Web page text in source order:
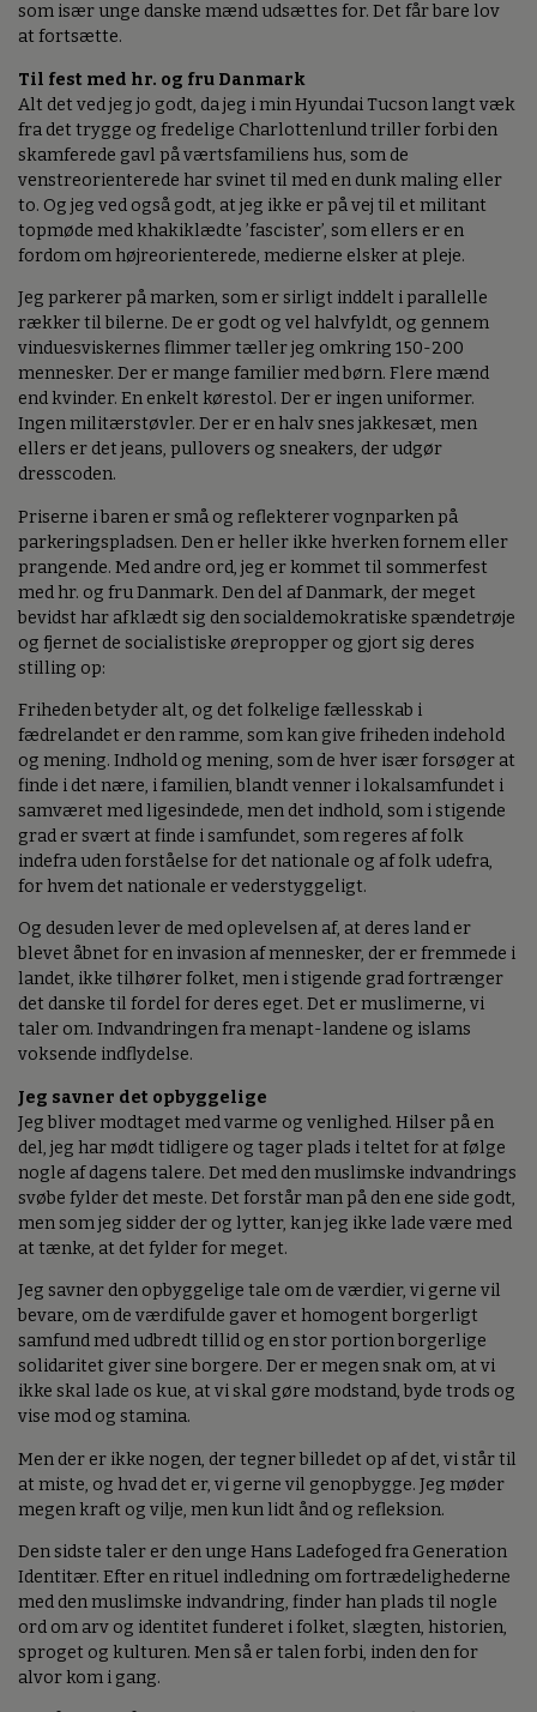
som især unge danske mænd udsættes for. Det får bare lov
at fortsætte.
Til fest med hr. og fru Danmark
Alt det ved jeg jo godt, da jeg i min Hyundai Tucson langt væk
fra det trygge og fredelige Charlottenlund triller forbi den
skamferede gavl på værtsfamiliens hus, som de
venstreorienterede har svinet til med en dunk maling eller
to. Og jeg ved også godt, at jeg ikke er på vej til et militant
topmøde med khakiklædte ’fascister’, som ellers er en
fordom om højreorienterede, medierne elsker at pleje.
Jeg parkerer på marken, som er sirligt inddelt i parallelle
rækker til bilerne. De er godt og vel halvfyldt, og gennem
vinduesviskernes flimmer tæller jeg omkring 150-200
mennesker. Der er mange familier med børn. Flere mænd
end kvinder. En enkelt kørestol. Der er ingen uniformer.
Ingen militærstøvler. Der er en halv snes jakkesæt, men
ellers er det jeans, pullovers og sneakers, der udgør
dresscoden.
Priserne i baren er små og reflekterer vognparken på
parkeringspladsen. Den er heller ikke hverken fornem eller
prangende. Med andre ord, jeg er kommet til sommerfest
med hr. og fru Danmark. Den del af Danmark, der meget
bevidst har afklædt sig den socialdemokratiske spændetrøje
og fjernet de socialistiske ørepropper og gjort sig deres
stilling op:
Friheden betyder alt, og det folkelige fællesskab i
fædrelandet er den ramme, som kan give friheden indehold
og mening. Indhold og mening, som de hver især forsøger at
finde i det nære, i familien, blandt venner i lokalsamfundet i
samværet med ligesindede, men det indhold, som i stigende
grad er svært at finde i samfundet, som regeres af folk
indefra uden forståelse for det nationale og af folk udefra,
for hvem det nationale er vederstyggeligt.
Og desuden lever de med oplevelsen af, at deres land er
blevet åbnet for en invasion af mennesker, der er fremmede i
landet, ikke tilhører folket, men i stigende grad fortrænger
det danske til fordel for deres eget. Det er muslimerne, vi
taler om. Indvandringen fra menapt-landene og islams
voksende indflydelse.
Jeg savner det opbyggelige
Jeg bliver modtaget med varme og venlighed. Hilser på en
del, jeg har mødt tidligere og tager plads i teltet for at følge
nogle af dagens talere. Det med den muslimske indvandrings
svøbe fylder det meste. Det forstår man på den ene side godt,
men som jeg sidder der og lytter, kan jeg ikke lade være med
at tænke, at det fylder for meget.
Jeg savner den opbyggelige tale om de værdier, vi gerne vil
bevare, om de værdifulde gaver et homogent borgerligt
samfund med udbredt tillid og en stor portion borgerlige
solidaritet giver sine borgere. Der er megen snak om, at vi
ikke skal lade os kue, at vi skal gøre modstand, byde trods og
vise mod og stamina.
Men der er ikke nogen, der tegner billedet op af det, vi står til
at miste, og hvad det er, vi gerne vil genopbygge. Jeg møder
megen kraft og vilje, men kun lidt ånd og refleksion.
Den sidste taler er den unge Hans Ladefoged fra Generation
Identitær. Efter en rituel indledning om fortrædelighederne
med den muslimske indvandring, finder han plads til nogle
ord om arv og identitet funderet i folket, slægten, historien,
sproget og kulturen. Men så er talen forbi, inden den for
alvor kom i gang.